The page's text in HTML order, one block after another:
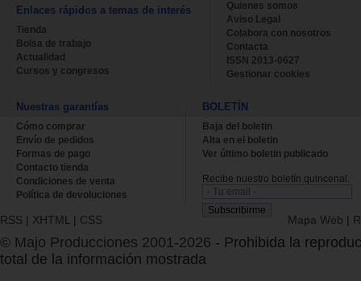
Enlaces rápidos a temas de interés
Tienda
Bolsa de trabajo
Actualidad
Cursos y congresos
Quienes somos
Aviso Legal
Colabora con nosotros
Contacta
ISSN 2013-0627
Gestionar cookies
Nuestras garantías
Cómo comprar
Envío de pedidos
Formas de pago
Contacto tienda
Condiciones de venta
Política de devoluciones
BOLETÍN
Baja del boletin
Alta en el boletin
Ver último boletin publicado
Recibe nuestro boletín quincenal.
RSS | XHTML | CSS Mapa Web |
© Majo Producciones 2001-2026 - Prohibida la
total de la información mostrada